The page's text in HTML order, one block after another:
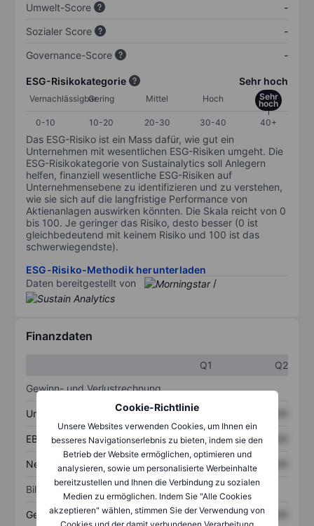
Cookie-Richtlinie
Unsere Websites verwenden Cookies, um Ihnen ein
besseres Navigationserlebnis zu bieten, indem sie den
Betrieb der Website ermöglichen, optimieren und
analysieren, sowie um personalisierte Werbeinhalte
bereitzustellen und Ihnen die Verbindung zu sozialen
Medien zu ermöglichen. Indem Sie "Alle Cookies
akzeptieren" wählen, stimmen Sie der Verwendung von
Cookies und der damit verbundenen Verarbeitung
Umwelt-Score
-
Sozialer Score
-
Governance-Score
-
ESG-Risikokategorie Sehr hoch
VernachlässigbarGering Mittel Hoch Sehr
hoch
0-10
10-20 20-30 30-40 40+
Das ESG-Risiko ist ein Mass dafür, wie gut ein
Unternehmen mit wesentlichen ESG-Risiken umgeht. Die
ESG-Risikokategorie von Sustainalytics soll Anlegern
helfen, finanziell wesentliche ESG-Risiken auf
Unternehmensebene zu identifizieren und zu verstehen,
wie sie sich auf die langfristige Performance von
Aktienanlagen auswirken könnten. Die Skala reicht von 0
bis 100. Je geringer das Risiko, desto besser (0 ist
gleichbedeutend mit keinem Risiko und 100 ist das
schwerwiegendste).
ESG-Risiko-Methodik herunterladen
Daten bereitgestellt von
/
Finanzdaten
Q1
Q2
Gewinn- und Verlustrechnung
Umsatz XXXXXXX
EBITDA XXXXXXX XXXXXXX
Nettoeinkommen XXXXXXX XXXXXXX
Bilanz
Gesamtvermögen XXXXXXX XXXXXXX